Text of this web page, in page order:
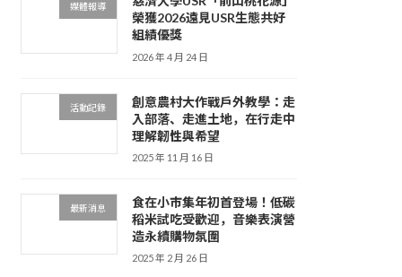
媒體報導
榮獲2026遠見USR生態共好
組績優獎
2026 年 4 月 24 日
活動記錄
創意農村大作戰戶外教學：走
入部落、走進土地，在行走中
理解韌性與希望
2025 年 11 月 16 日
最新消息
食在小市集年初首登場！低碳
稻米試吃受歡迎，音樂表演營
造永續購物氛圍
2025 年 2 月 26 日